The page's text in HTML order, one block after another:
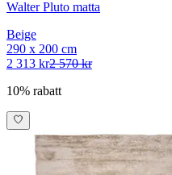
Walter Pluto matta
Beige
290 x 200 cm
2 313 kr2 570 kr
10% rabatt